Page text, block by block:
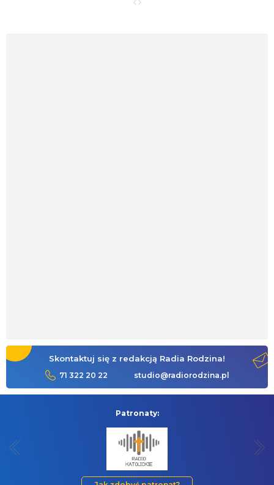
Skontaktuj się z redakcją Radia Rodzina!
71 322 20 22 studio@radiorodzina.pl
Patronaty: